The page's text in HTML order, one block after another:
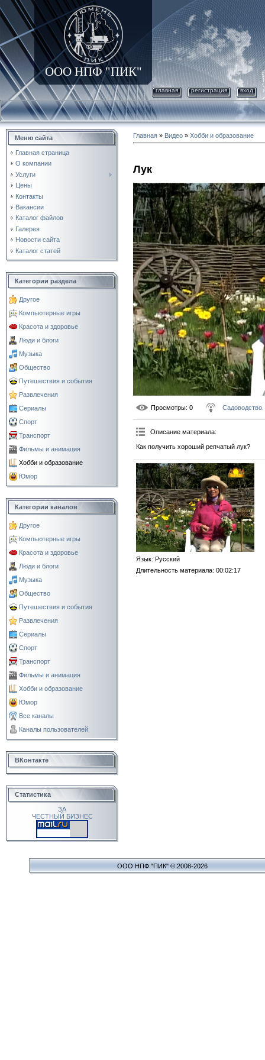
ООО НПФ "ПИК"
главная регистрация вход
Меню сайта
Главная страница
О компании
Услуги
Цены
Контакты
Вакансии
Каталог файлов
Галерея
Новости сайта
Каталог статей
Категории раздела
Другое
Компьютерные игры
Красота и здоровье
Люди и блоги
Музыка
Общество
Путешествия и события
Развлечения
Сериалы
Спорт
Транспорт
Фильмы и анимация
Хобби и образование
Юмор
Категории каналов
Другое
Компьютерные игры
Красота и здоровье
Люди и блоги
Музыка
Общество
Путешествия и события
Развлечения
Сериалы
Спорт
Транспорт
Фильмы и анимация
Хобби и образование
Юмор
Все каналы
Каналы пользователей
ВКонтакте
Статистика
ЗА
ЧЕСТНЫЙ БИЗНЕС
Главная » Видео » Хобби и образование
Лук
Просмотры: 0
Описание материала:
Как получить хороший репчатый лук?
Язык: Русский
Длительность материала: 00:02:17
ООО НПФ "ПИК" © 2008-2026